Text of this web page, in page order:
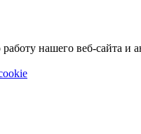
нашего веб-сайта и